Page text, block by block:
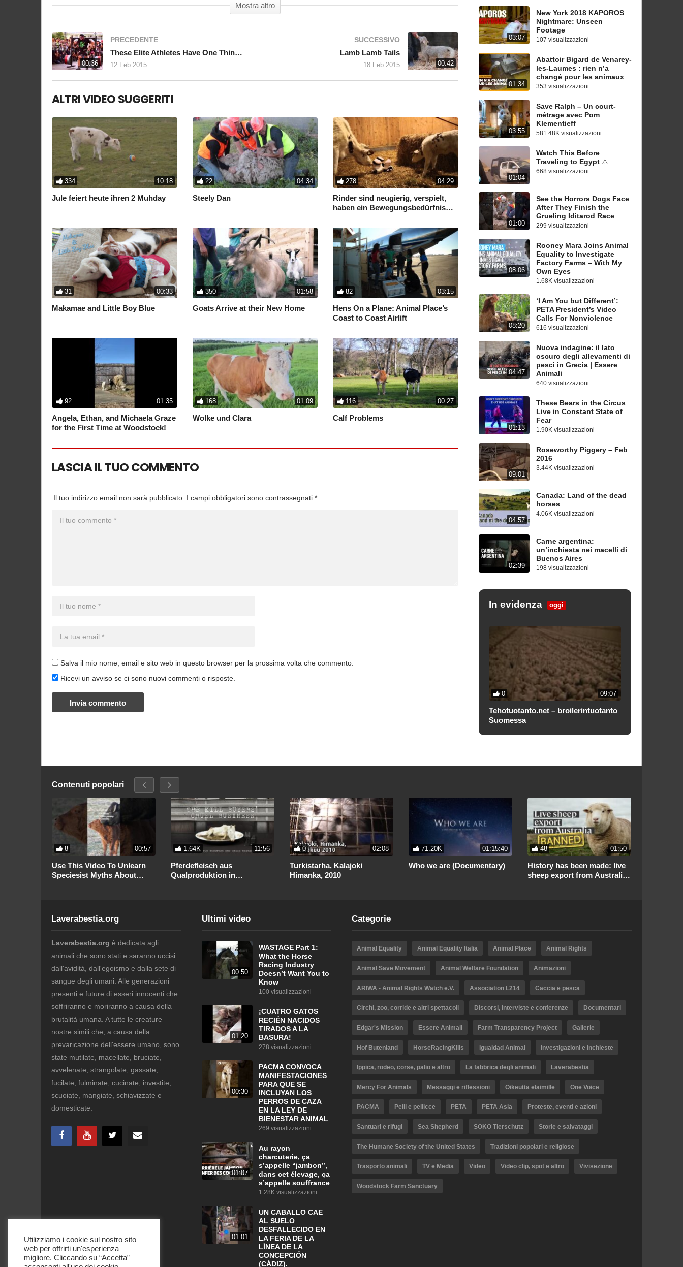
Mostra altro
00:36
PRECEDENTE
These Elite Athletes Have One Thing in Common
12 Feb 2015 00:42
SUCCESSIVO
Lamb Lamb Tails
18 Feb 2015
ALTRI VIDEO SUGGERITI
334 10:18
Jule feiert heute ihren 2 Muhday
22 04:34
Steely Dan
278 04:29
Rinder sind neugierig, verspielt,
haben ein Bewegungsbedürfnis…
31 00:33
Makamae and Little Boy Blue
350 01:58
Goats Arrive at their New Home
82 03:15
Hens On a Plane: Animal Place’s
Coast to Coast Airlift
92 01:35
Angela, Ethan, and Michaela Graze
for the First Time at Woodstock!
168 01:09
Wolke und Clara
116 00:27
Calf Problems
LASCIA IL TUO COMMENTO
Il tuo indirizzo email non sarà pubblicato. I campi obbligatori sono contrassegnati *
Salva il mio nome, email e sito web in questo browser per la prossima volta che commento.
Ricevi un avviso se ci sono nuovi commenti o risposte.
03:07
New York 2018 KAPOROS
Nightmare: Unseen
Footage
107 visualizzazioni
01:34
Abattoir Bigard de Venarey-
les-Laumes : rien n’a
changé pour les animaux
353 visualizzazioni
03:55
Save Ralph – Un court-
métrage avec Pom
Klementieff
581.48K visualizzazioni
01:04
Watch This Before
Traveling to Egypt ⚠️
668 visualizzazioni
01:00
See the Horrors Dogs Face
After They Finish the
Grueling Iditarod Race
299 visualizzazioni
08:06
Rooney Mara Joins Animal
Equality to Investigate
Factory Farms – With My
Own Eyes
1.68K visualizzazioni
08:20
‘I Am You but Different’:
PETA President’s Video
Calls For Nonviolence
616 visualizzazioni
04:47
Nuova indagine: il lato
oscuro degli allevamenti di
pesci in Grecia | Essere
Animali
640 visualizzazioni
01:13
These Bears in the Circus
Live in Constant State of
Fear
1.90K visualizzazioni
09:01
Roseworthy Piggery – Feb
2016
3.44K visualizzazioni
04:57
Canada: Land of the dead
horses
4.06K visualizzazioni
02:39
Carne argentina:
un’inchiesta nei macelli di
Buenos Aires
198 visualizzazioni
In evidenza oggi
0 09:07
Tehotuotanto.net – broilerintuotanto
Suomessa
Contenuti popolari
8 00:57
Use This Video To Unlearn
Speciesist Myths About
1.64K 11:56
Pferdefleisch aus
Qualproduktion in
0 02:08
Turkistarha, Kalajoki
Himanka, 2010
71.20K 01:15:40
Who we are (Documentary)
48 01:50
History has been made: live
sheep export from Australia
Laverabestia.org
Laverabestia.org è dedicata agli
animali che sono stati e saranno uccisi
dall'avidità, dall'egoismo e dalla sete di
sangue degli umani. Alle generazioni
presenti e future di esseri innocenti che
soffriranno e moriranno a causa della
brutalità umana. A tutte le creature
nostre simili che, a causa della
prevaricazione dell'essere umano, sono
state mutilate, macellate, bruciate,
avvelenate, strangolate, gassate,
fucilate, fulminate, cucinate, investite,
scuoiate, mangiate, schiavizzate e
domesticate.
Ultimi video
00:50
WASTAGE Part 1:
What the Horse
Racing Industry
Doesn’t Want You to
Know
100 visualizzazioni
01:20
¡CUATRO GATOS
RECIÉN NACIDOS
TIRADOS A LA
BASURA!
278 visualizzazioni
00:30
PACMA CONVOCA
MANIFESTACIONES
PARA QUE SE
INCLUYAN LOS
PERROS DE CAZA
EN LA LEY DE
BIENESTAR ANIMAL
269 visualizzazioni
01:07
Au rayon
charcuterie, ça
s’appelle “jambon”,
dans cet élevage, ça
s’appelle souffrance
1.28K visualizzazioni
01:01
UN CABALLO CAE
AL SUELO
DESFALLECIDO EN
LA FERIA DE LA
LÍNEA DE LA
CONCEPCIÓN
(CÁDIZ).
Categorie
Animal Equality Animal Equality Italia Animal Place Animal Rights
Animal Save Movement Animal Welfare Foundation Animazioni
ARIWA - Animal Rights Watch e.V. Association L214 Caccia e pesca
Circhi, zoo, corride e altri spettacoli Discorsi, interviste e conferenze Documentari
Edgar's Mission Essere Animali Farm Transparency Project Gallerie
Hof Butenland HorseRacingKills Igualdad Animal Investigazioni e inchieste
Ippica, rodeo, corse, palio e altro La fabbrica degli animali Laverabestia
Mercy For Animals Messaggi e riflessioni Oikeutta eläimille One Voice
PACMA Pelli e pellicce PETA PETA Asia Proteste, eventi e azioni
Santuari e rifugi Sea Shepherd SOKO Tierschutz Storie e salvataggi
The Humane Society of the United States Tradizioni popolari e religiose
Trasporto animali TV e Media Video Video clip, spot e altro Vivisezione
Woodstock Farm Sanctuary
Utilizziamo i cookie sul nostro sito
web per offrirti un'esperienza
migliore. Cliccando su “Accetta”